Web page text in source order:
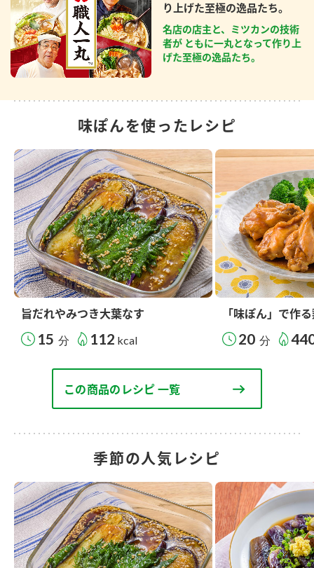
り上げた至極の逸品たち。
名店の店主と、ミツカンの技術
者が ともに一丸となって作り上
げた至極の逸品たち。
味ぽんを使ったレシピ
旨だれやみつき大葉なす
15 分 112 kcal
「味ぽん」で作
20 分
この商品のレシピ 一覧
季節の人気レシピ